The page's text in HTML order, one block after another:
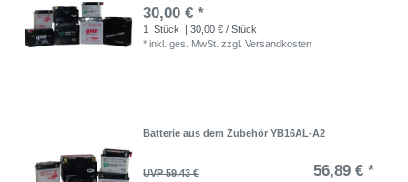
30,00 € *
1 Stück
| 30,00 € / Stück
*inkl. ges. MwSt. zzgl.Versandkosten
Batterie aus dem Zubehör YB16AL-A2
UVP 59,43 € 56,89 € *